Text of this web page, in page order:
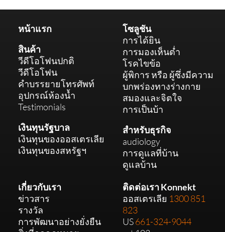
หน้าแรก
สินค้า
วีดีโอโฟนปกติ
วีดีโอโฟน
คำบรรยายโทรศัพท์
อุปกรณ์ห้องน้ำ
Testimonials
เงินทุนรัฐบาล
เงินทุนของออสเตรเลีย
เงินทุนของสหรัฐฯ
โซลูชัน
การได้ยิน
การมองเห็นต่ำ
โรคไขข้อ
ผู้พิการ หรือ ผู้ซึ่งมีความ
บกพร่องทางร่างกาย
สมองและจิตใจ
การเป็นบ้า
สำหรับธุรกิจ
audiology
การดูแลที่บ้าน
ดูแลบ้าน
เกี่ยวกับเรา
ข่าวสาร
รางวัล
การพัฒนาอย่างยั่งยืน
ติดต่อเรา Konnekt
ออสเตรเลีย 1300 851
823
US661-324-9044